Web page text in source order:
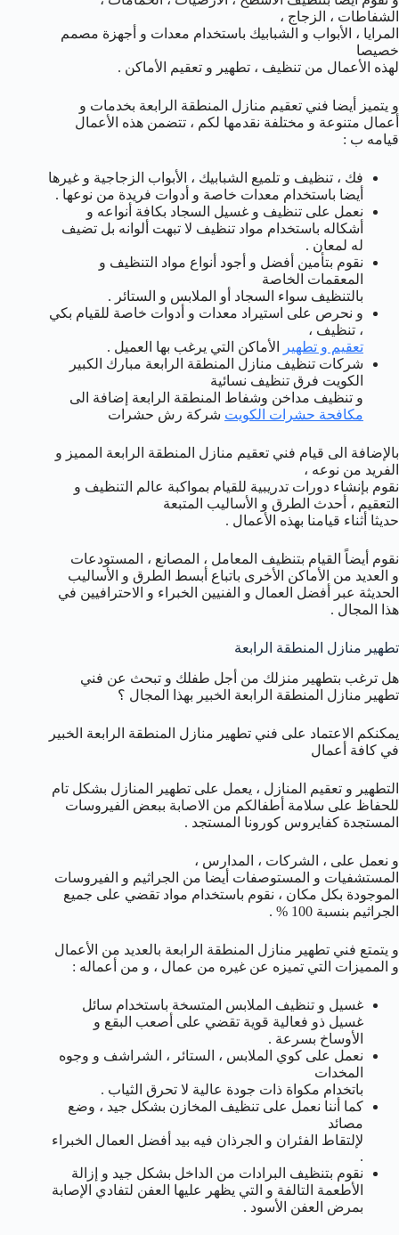
الشفاطات ، الزجاج ،
المرايا ، الأبواب و الشبابيك باستخدام معدات و أجهزة مصمم
خصيصا
لهذه الأعمال من تنظيف ، تطهير و تعقيم الأماكن .
و يتميز أيضا فني تعقيم منازل المنطقة الرابعة بخدمات و
أعمال متنوعة و مختلفة نقدمها لكم ، تتضمن هذه الأعمال
قيامه ب :
فك ، تنظيف و تلميع الشبابيك ، الأبواب الزجاجية و غيرها
أيضا باستخدام معدات خاصة و أدوات فريدة من نوعها .
نعمل على تنظيف و غسيل السجاد بكافة أنواعه و
أشكاله باستخدام مواد تنظيف لا تبهت ألوانه بل تضيف
له لمعان .
نقوم بتأمين أفضل و أجود أنواع مواد التنظيف و
المعقمات الخاصة
بالتنظيف سواء السجاد أو الملابس و الستائر .
و نحرص على استيراد معدات و أدوات خاصة للقيام بكي
، تنظيف ،
تعقيم و تطهير
الأماكن التي يرغب بها العميل .
شركات تنظيف منازل المنطقة الرابعة مبارك الكبير
الكويت فرق تنظيف نسائية
و تنظيف مداخن وشفاط المنطقة الرابعة إضافة الى
مكافحة حشرات الكويت شركة رش حشرات
بالإضافة الى قيام فني تعقيم منازل المنطقة الرابعة المميز و
الفريد من نوعه ،
نقوم بإنشاء دورات تدريبية للقيام بمواكبة عالم التنظيف و
التعقيم ، أحدث الطرق و الأساليب المتبعة
حديثا أثناء قيامنا بهذه الأعمال .
نقوم أيضاً القيام بتنظيف المعامل ، المصانع ، المستودعات
و العديد من الأماكن الأخرى باتباع أبسط الطرق و الأساليب
الحديثة عبر أفضل العمال و الفنيين الخبراء و الاحترافيين في
هذا المجال .
تطهير منازل المنطقة الرابعة
هل ترغب بتطهير منزلك من أجل طفلك و تبحث عن فني
تطهير منازل المنطقة الرابعة الخبير بهذا المجال ؟
يمكنكم الاعتماد على فني تطهير منازل المنطقة الرابعة الخبير
في كافة أعمال
التطهير و تعقيم المنازل ، يعمل على تطهير المنازل بشكل تام
للحفاظ على سلامة أطفالكم من الاصابة ببعض الفيروسات
المستجدة كفايروس كورونا المستجد .
و نعمل على ، الشركات ، المدارس ،
المستشفيات و المستوصفات أيضا من الجراثيم و الفيروسات
الموجودة بكل مكان ، نقوم باستخدام مواد تقضي على جميع
الجراثيم بنسبة 100 % .
و يتمتع فني تطهير منازل المنطقة الرابعة بالعديد من الأعمال
و المميزات التي تميزه عن غيره من عمال ، و من أعماله :
غسيل و تنظيف الملابس المتسخة باستخدام سائل
غسيل ذو فعالية قوية تقضي على أصعب البقع و
الأوساخ بسرعة .
نعمل على كوي الملابس ، الستائر ، الشراشف و وجوه
المخدات
باتخدام مكواة ذات جودة عالية لا تحرق الثياب .
كما أننا نعمل على تنظيف المخازن بشكل جيد ، وضع
مصائد
لإلتقاط الفئران و الجرذان فيه بيد أفضل العمال الخبراء
.
نقوم بتنظيف البرادات من الداخل بشكل جيد و إزالة
الأطعمة التالفة و التي يظهر عليها العفن لتفادي الإصابة
بمرض العفن الأسود .